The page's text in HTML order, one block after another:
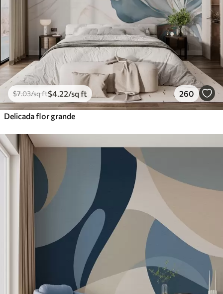
$7.03/sq ft$4 .22/sq ft 260
Delicada flor grande